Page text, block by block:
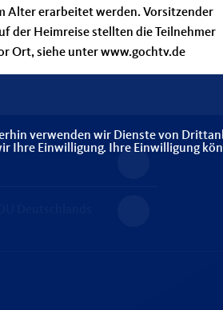
Alter erarbeitet werden. Vorsitzender
der Heimreise stellten die Teilnehmer
Ort, siehe unter www.gochtv.de
Deutschlands
verwenden wir Dienste von
Ihre Einwilligung. Ihre Einwilligung